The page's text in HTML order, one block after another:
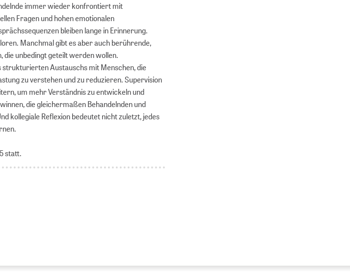
immer wieder konfrontiert mit
Fragen und hohen emotionalen
bleiben lange in Erinnerung.
Manchmal gibt es aber auch berührende,
die unbedingt geteilt werden wollen.
strukturierten Austauschs mit Menschen, die
zu verstehen und zu reduzieren. Supervision
um mehr Verständnis zu entwickeln und
die gleichermaßen Behandelnden und
kollegiale Reflexion bedeutet nicht zuletzt, jedes
statt.